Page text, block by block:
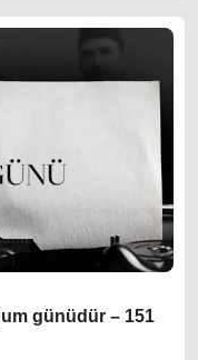
günüdür – 151